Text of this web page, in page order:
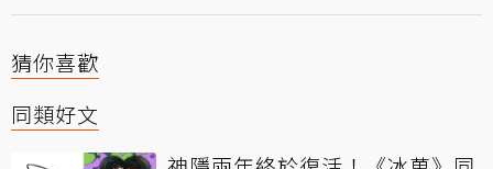
猜你喜歡
同類好文